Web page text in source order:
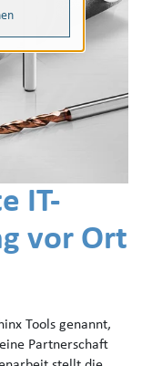
IT-
vor Ort
Tools genannt,
Partnerschaft